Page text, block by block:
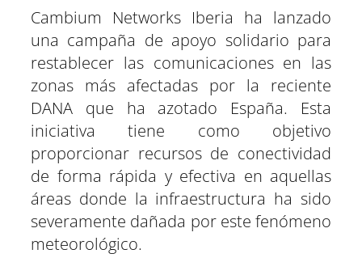
p
a
r
t
i
r
e
n
w
i
t
t
e
)
p
a
r
t
i
r
e
n
e
b
o
o
k
p
r
t
i
r
e
n
A
p
p
p
a
r
t
i
r
e
n
e
g
r
a
m
p
a
r
t
e
n
k
e
d
I
n
Cambium Networks Iberia ha lanzado
una campaña de apoyo solidario para
restablecer las comunicaciones en las
zonas más afectadas por la reciente
DANA que ha azotado España. Esta
iniciativa tiene como objetivo
proporcionar recursos de conectividad
de forma rápida y efectiva en aquellas
áreas donde la infraestructura ha sido
severamente dañada por este fenómeno
meteorológico.